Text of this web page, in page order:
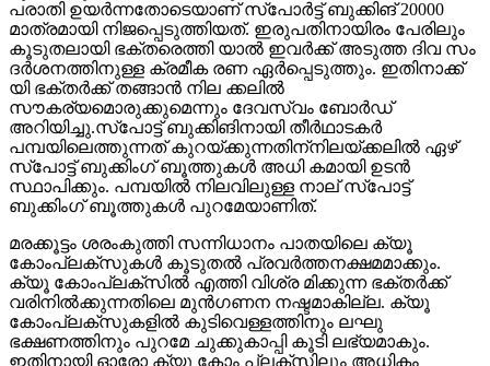
പരാതി ഉയര്‍ന്നതോടെയാണ് സ്‌പോര്‍ട്ട് ബുക്കിങ് 20000
മാത്രമായി നിജപ്പെടുത്തിയത്. ഇരുപതിനായിരം പേരിലും
കൂടുതലായി ഭക്തരെത്തി യാല്‍ ഇവര്‍ക്ക് അടുത്ത ദിവ സം
ദര്‍ശനത്തിനുള്ള ക്രമീക രണ ഏര്‍പ്പെടുത്തും. ഇതിനാക്ക്
യി ഭക്തര്‍ക്ക് തങ്ങാന്‍ നില ക്കലില്‍
സൗകര്യമൊരുക്കുമെന്നും ദേവസ്വം ബോര്‍ഡ്
അറിയിച്ചു.സ്‌പോട്ട് ബുക്കിങിനായി തീര്‍ഥാടകര്‍
പമ്പയിലെത്തുന്നത് കുറയ്ക്കുന്നതിന്‌നിലയ്ക്കലില്‍ ഏഴ്
സ്‌പോട്ട് ബുക്കിംഗ് ബൂത്തുകള്‍ അധി കമായി ഉടന്‍
സ്ഥാപിക്കും. പമ്പയില്‍ നിലവിലുള്ള നാല് സ്‌പോട്ട്
ബുക്കിംഗ് ബൂത്തുകള്‍ പുറമേയാണിത്.
മരക്കൂട്ടം ശരംകുത്തി സന്നിധാനം പാതയിലെ ക്യൂ
കോംപ്ലക്സുകള്‍ കൂടുതല്‍ പ്രവര്‍ത്തനക്ഷമമാക്കും.
ക്യൂ കോംപ്ലക്‌സില്‍ എത്തി വിശ്ര മിക്കുന്ന ഭക്തര്‍ക്ക്
വരിനില്‍ക്കുന്നതിലെ മുന്‍ഗണന നഷ്ടമാകില്ല. ക്യൂ
കോംപ്ലക്സുകളില്‍ കുടിവെള്ളത്തിനും ലഘു
ഭക്ഷണത്തിനും പുറമേ ചുക്കുകാപ്പി കൂടി ലഭ്യമാകും.
ഇതിനായി ഓരോ ക്യൂ കോം പ്ലക്‌സിലും അധികം